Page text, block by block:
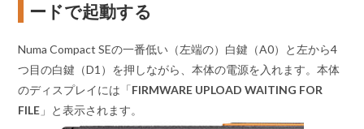
ードで起動する
Numa Compact SEの一番低い（左端の）白鍵（A0）と左から4
つ目の白鍵（D1）を押しながら、本体の電源を入れます。本体
のディスプレイには「FIRMWARE UPLOAD WAITING FOR
FILE 」と表示されます。